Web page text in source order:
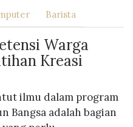
Barista
Warga
Kreasi
ilmu dalam program
Bangsa adalah bagian